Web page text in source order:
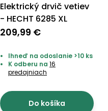
Elektrický drvič vetiev
- HECHT 6285 XL
209,99 €
Ihneď na odoslanie >10 ks
K odberu na 16
predajniach
Do košíka